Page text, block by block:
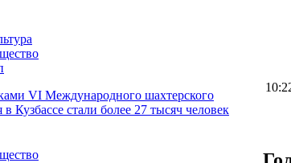
VI Международного шахтерского
в Кузбассе стали более 27 тысяч человек